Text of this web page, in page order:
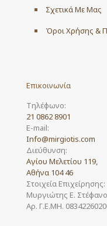
Σχετικά Με Μας
Όροι Χρήσης &
Επικοινωνία
Τηλέφωνο:
21 0862 8901
E-mail:
Info@mirgiotis.com
Διεύθυνση:
Αγίου Μελετίου 119,
Αθήνα 104 46
Στοιχεία Επιχείρησης:
Μυργιώτης Ε.
Αρ. Γ.Ε.ΜΗ.